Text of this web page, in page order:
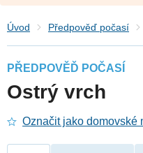
Úvod Předpověď počasí
PŘEDPOVĚĎ POČASÍ
Ostrý vrch
Označit jako domovské